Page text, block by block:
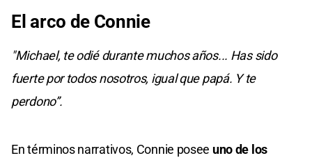
El arco de Connie
"Michael, te odié durante muchos años... Has sido
fuerte por todos nosotros, igual que papá. Y te
perdono”.
En términos narrativos, Connie posee uno de los